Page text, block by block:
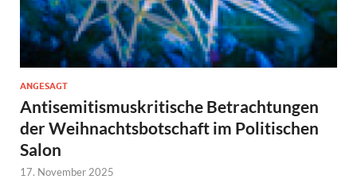
ANGESAGT
Antisemitismuskritische Betrachtungen
der Weihnachtsbotschaft im Politischen
Salon
17. November 2025